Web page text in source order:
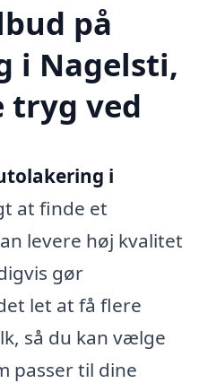
på
i Nagelsti,
tryg ved
i
at finde et
levere høj kvalitet
gør
let at få flere
så du kan vælge
passer til dine